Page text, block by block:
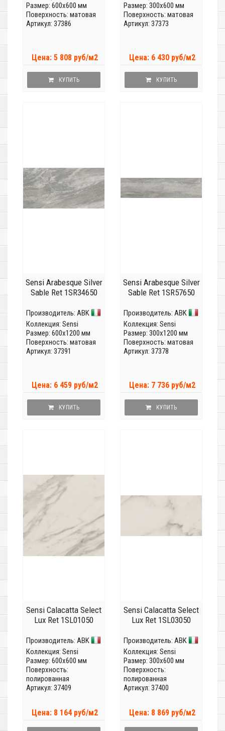
Размер: 600x600 мм
Поверхность: матовая
Артикул: 37386
Цена: 5 808 руб/м2
КУПИТЬ
Размер: 300x600 мм
Поверхность: матовая
Артикул: 37373
Цена: 6 430 руб/м2
КУПИТЬ
Sensi Arabesque Silver
Sable Ret 1SR34650
Производитель: ABK
Коллекция: Sensi
Размер: 600x1200 мм
Поверхность: матовая
Артикул: 37391
Цена: 6 459 руб/м2
КУПИТЬ
Sensi Arabesque Silver
Sable Ret 1SR57650
Производитель: ABK
Коллекция: Sensi
Размер: 300x1200 мм
Поверхность: матовая
Артикул: 37378
Цена: 7 736 руб/м2
КУПИТЬ
Sensi Calacatta Select
Lux Ret 1SL01050
Производитель: ABK
Коллекция: Sensi
Размер: 600x600 мм
Поверхность:
полированная
Артикул: 37409
Цена: 8 164 руб/м2
Sensi Calacatta Select
Lux Ret 1SL03050
Производитель: ABK
Коллекция: Sensi
Размер: 300x600 мм
Поверхность:
полированная
Артикул: 37400
Цена: 8 869 руб/м2